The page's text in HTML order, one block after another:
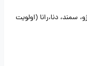
سمند، دنا،رانا (اولویت